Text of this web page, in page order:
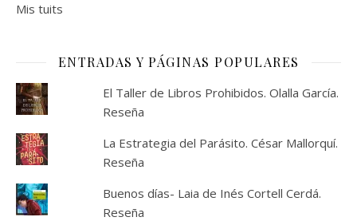
Mis tuits
ENTRADAS Y PÁGINAS POPULARES
El Taller de Libros Prohibidos. Olalla García.
Reseña
La Estrategia del Parásito. César Mallorquí.
Reseña
Buenos días- Laia de Inés Cortell Cerdá.
Reseña